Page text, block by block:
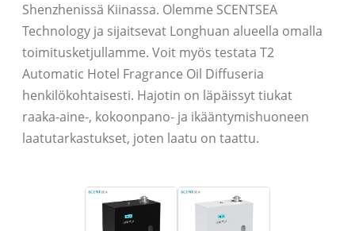
Shenzhenissä Kiinassa. Olemme SCENTSEA
Technology ja sijaitsevat Longhuan alueella omalla
toimitusketjullamme. Voit myös testata T2
Automatic Hotel Fragrance Oil Diffuseria
henkilökohtaisesti. Hajotin on läpäissyt tiukat
raaka-aine-, kokoonpano- ja ikääntymishuoneen
laatutarkastukset, joten laatu on taattu.